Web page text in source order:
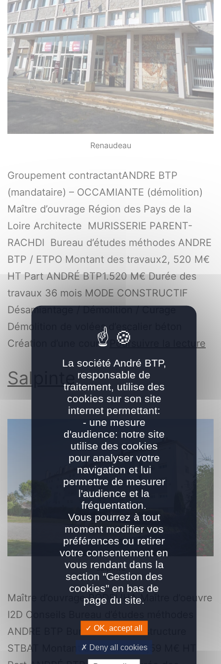
Renaudeau
Groupement contractantANDRE BTP
(mandataire) – OCCAMIANTE (démolition)
Maître d’ouvrage Région des Pays de la
Loire Architecte MURISSERIE PARENT-
RACHDI Bureau d’études méthodes ANDRE
BTP / ETPO Montant des travaux2, 520 M€
HT Part ANDRÉ BTP1.520 M€ Durée des
travaux 36 mois MODE CONSTRUCTIF
Désamiantage / Démolition / Curage
Démolition de volées d’escalier béton
Création d’une cour…
Poursuivre la lecture
Salpinte
salpinte
Maître d’ouvrage PODELIHA Maître d’oeuvre
I2D Conseils Bureau d’études méthodes
ANDRE BTP Bureau d’études structure
STBAT Montant des travaux 5,59 M€ HT
La société André BTP,
responsable de
traitement, utilise des
cookies sur son site
internet permettant:
- une mesure
d'audience: notre site
utilise des cookies
pour analyser votre
navigation et lui
permettre de mesurer
l'audience et la
fréquentation.
Vous pourrez à tout
moment modifier vos
préférences ou retirer
votre consentement en
vous rendant dans la
section "Gestion des
cookies" en bas de
page du site.
OK, accept all
Deny all cookies